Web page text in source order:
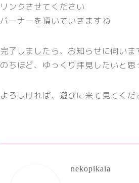
リンクさせてください
バーナーを頂いていきますね
完了しましたら、お知らせに伺いま
のちほど、ゆっくり拝見したいと思
よろしければ、遊びに来て見てくだ
nekopikaia